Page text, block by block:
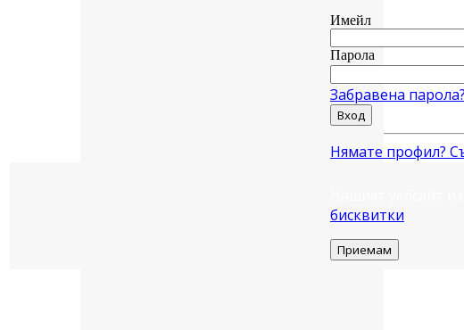
Имейл
Парола
Забравена парола?
Вход
Нямате профил?
бисквитки
Приемам